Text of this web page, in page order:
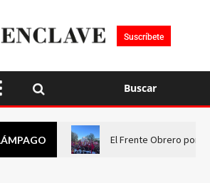
Suscríbete
Buscar
El Frente Obrero pone